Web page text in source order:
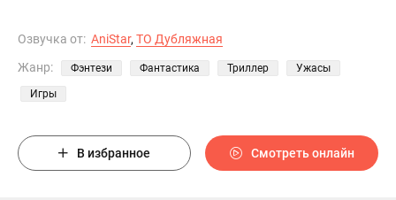
Озвучка от: AniStar, ТО Дубляжная
Жанр:
Фэнтези Фантастика Триллер Ужасы
Игры
В избранное Смотреть онлайн